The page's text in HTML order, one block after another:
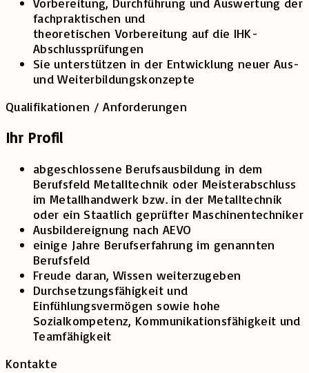
fachpraktischen und
theoretischen Vorbereitung auf die IHK-
Abschlussprüfungen
Sie unterstützen in der Entwicklung neuer Aus-
und Weiterbildungskonzepte
Qualifikationen / Anforderungen
Ihr Profil
abgeschlossene Berufsausbildung in dem
Berufsfeld Metalltechnik oder Meisterabschluss
im Metallhandwerk bzw. in der Metalltechnik
oder ein Staatlich geprüfter Maschinentechniker
Ausbildereignung nach AEVO
einige Jahre Berufserfahrung im genannten
Berufsfeld
Freude daran, Wissen weiterzugeben
Durchsetzungsfähigkeit und
Einfühlungsvermögen sowie hohe
Sozialkompetenz, Kommunikationsfähigkeit und
Teamfähigkeit
Kontakte